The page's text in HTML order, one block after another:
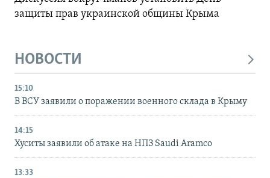
защиты прав украинской общины Крыма
НОВОСТИ
15:10
В ВСУ заявили о поражении военного склада в Крыму
14:15
Хуситы заявили об атаке на НПЗ Saudi Aramco
13:33